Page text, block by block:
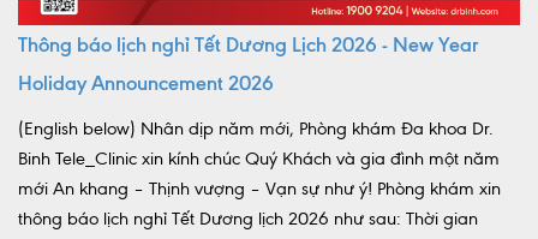
Thông báo lịch nghỉ Tết Dương Lịch 2026 - New Year
Holiday Announcement 2026
(English below) Nhân dịp năm mới, Phòng khám Đa khoa Dr.
Binh Tele_Clinic xin kính chúc Quý Khách và gia đình một năm
mới An khang – Thịnh vượng – Vạn sự như ý! Phòng khám xin
thông báo lịch nghỉ Tết Dương lịch 2026 như sau: Thời gian